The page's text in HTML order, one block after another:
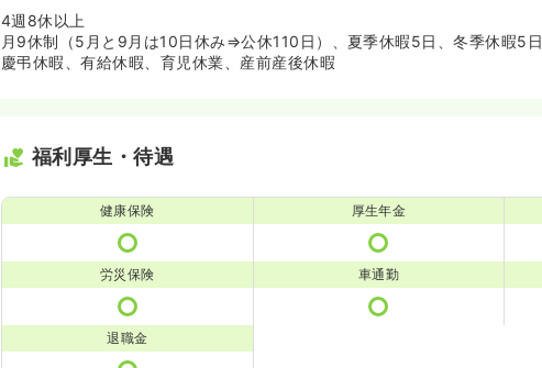
4週8休以上
月9休制（5月と9月は10日休み⇒公休110日）、夏季休暇5日、冬季休暇5日
慶弔休暇、有給休暇、育児休業、産前産後休暇
福利厚生・待遇
健康保険 厚生年金
労災保険 車通勤
退職金